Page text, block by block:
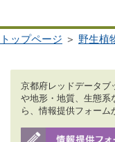
トップページ ＞ 野生植
京都府レッドデータブ
や地形・地質、生態系
ら、情報提供フォーム